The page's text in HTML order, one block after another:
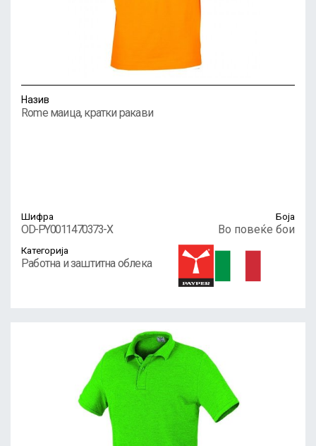
Назив
Rome маица, кратки ракави
Шифра
OD-PY0011470373-X
Боја
Во повеќе бои
Категорија
Работна и заштитна облека